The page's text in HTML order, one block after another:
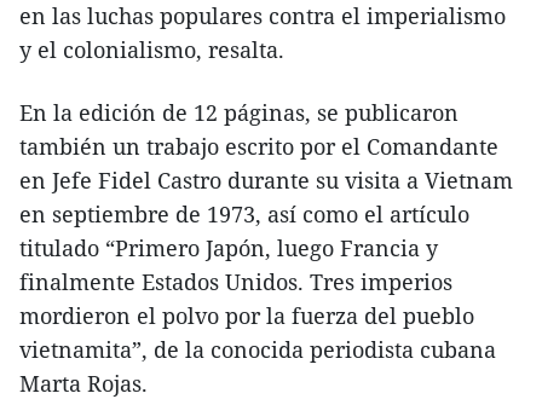
en las luchas populares contra el imperialismo
y el colonialismo, resalta.
En la edición de 12 páginas, se publicaron
también un trabajo escrito por el Comandante
en Jefe Fidel Castro durante su visita a Vietnam
en septiembre de 1973, así como el artículo
titulado “Primero Japón, luego Francia y
finalmente Estados Unidos. Tres imperios
mordieron el polvo por la fuerza del pueblo
vietnamita”, de la conocida periodista cubana
Marta Rojas.